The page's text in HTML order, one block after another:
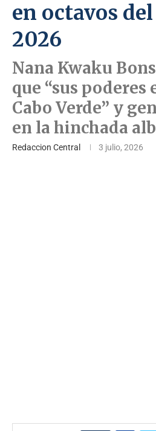
en octavos
2026
Nana Kwaku
que “sus poderes
Cabo Verde” y
en la hinchada
Redaccion Central 3 julio, 2026